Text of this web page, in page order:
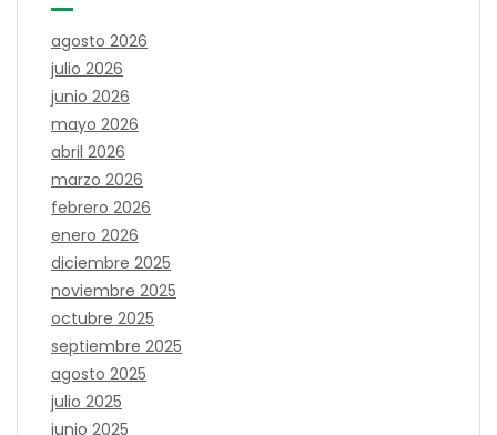
agosto 2026
julio 2026
junio 2026
mayo 2026
abril 2026
marzo 2026
febrero 2026
enero 2026
diciembre 2025
noviembre 2025
octubre 2025
septiembre 2025
agosto 2025
julio 2025
junio 2025